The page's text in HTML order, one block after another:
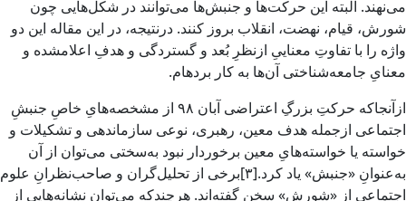
می‌نهند. البته این حرکت‌ها و جنبش‌ها می‌توانند در شکل‌هایی چون
شورش، قیام، نهضت، انقلاب بروز کنند. درنتیجه، در این مقاله این دو
واژه را با تفاوتِ معناییِ ازنظرِ بُعد و گستردگی و هدفِ اعلامشده و
معنایِ جامعه‌شناختی آن‌ها به کار بردهام.
ازآنجاکه حرکتِ بزرگِ اعتراضی آبان ۹۸ از مشخصه‌هایِ‌ خاصِ جنبشِ
اجتماعی ازجمله هدف معین، رهبری، نوعی سازماندهی و تشکیلات و
خواسته‌‌ یا خواسته‌هایِ معین برخوردار نبود به‌سختی می‌توان از آن
به‌عنوانِ «جنبش» یاد کرد.[۳]برخی از تحلیل‌گران و صاحب‌نظرانِ علوم
اجتماعی از «شورش» سخن گفته‌اند. هرچندکه می‌توان نشانه‌هایی از